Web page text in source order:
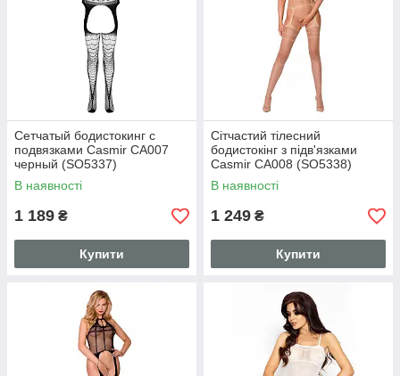
Сетчатый бодистокинг с
подвязками Casmir CA007
черный (SO5337)
В наявності
1 189 ₴
Купити
Сітчастий тілесний
бодистокінг з підв'язками
Casmir CA008 (SO5338)
В наявності
1 249 ₴
Купити